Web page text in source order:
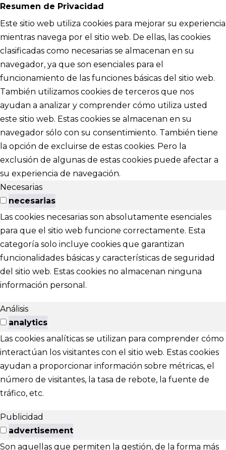
Resumen de Privacidad
Este sitio web utiliza cookies para mejorar su experiencia
mientras navega por el sitio web. De ellas, las cookies
clasificadas como necesarias se almacenan en su
navegador, ya que son esenciales para el
funcionamiento de las funciones básicas del sitio web.
También utilizamos cookies de terceros que nos
ayudan a analizar y comprender cómo utiliza usted
este sitio web. Estas cookies se almacenan en su
navegador sólo con su consentimiento. También tiene
la opción de excluirse de estas cookies. Pero la
exclusión de algunas de estas cookies puede afectar a
su experiencia de navegación.
Necesarias
necesarias
Las cookies necesarias son absolutamente esenciales
para que el sitio web funcione correctamente. Esta
categoría solo incluye cookies que garantizan
funcionalidades básicas y características de seguridad
del sitio web. Estas cookies no almacenan ninguna
información personal.
Análisis
analytics
Las cookies analíticas se utilizan para comprender cómo
interactúan los visitantes con el sitio web. Estas cookies
ayudan a proporcionar información sobre métricas, el
número de visitantes, la tasa de rebote, la fuente de
tráfico, etc.
Publicidad
advertisement
Son aquellas que permiten la gestión, de la forma más